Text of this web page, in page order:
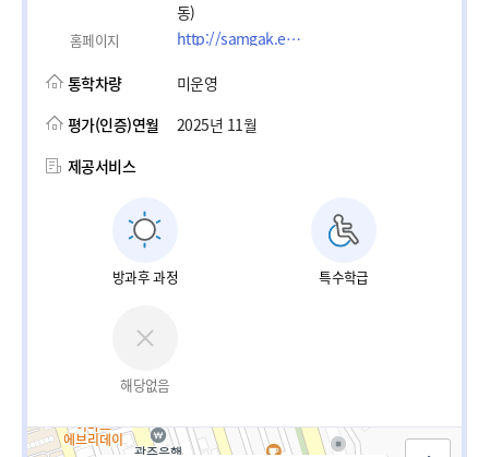
동)
홈페이지 http://samgak.es.kr
통학차량
미운영
평가(인증)연월
2025년 11월
제공서비스
방과후 과정 특수학급
해당없음